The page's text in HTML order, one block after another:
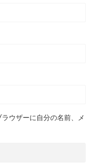
ウザーに自分の名前、メ